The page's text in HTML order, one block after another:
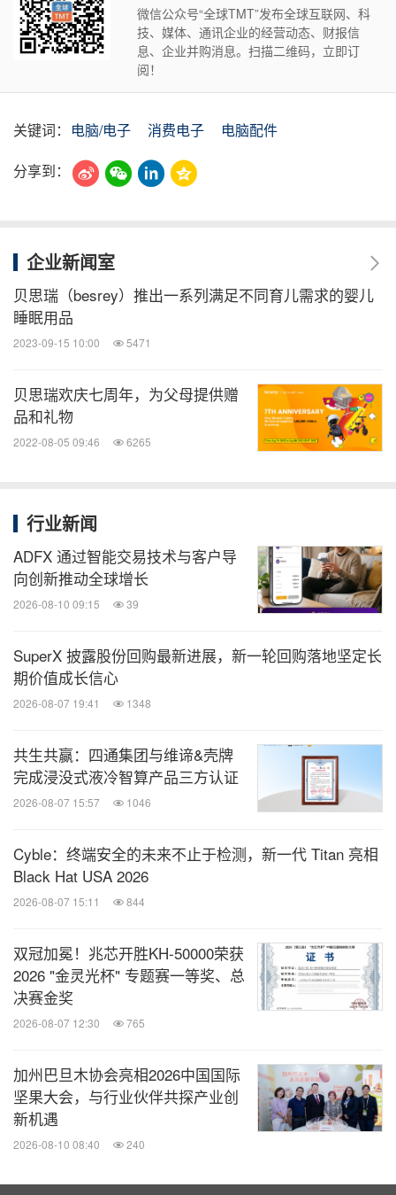
微信公众号“全球TMT”发布全球互联网、科
技、媒体、通讯企业的经营动态、财报信
息、企业并购消息。扫描二维码，立即订
阅！
关键词： 电脑/电子 消费电子
电脑配件
分享到：
企业新闻室
贝思瑞（besrey）推出一系列满足不同育儿需求的婴儿
睡眠用品
2023-09-15 10:00 5471
贝思瑞欢庆七周年，为父母提供赠
品和礼物
2022-08-05 09:46 6265
行业新闻
ADFX 通过智能交易技术与客户导
向创新推动全球增长
2026-08-10 09:15 39
SuperX 披露股份回购最新进展，新一轮回购落地坚定长
期价值成长信心
2026-08-07 19:41 1348
共生共赢：四通集团与维谛&壳牌
完成浸没式液冷智算产品三方认证
2026-08-07 15:57 1046
Cyble：终端安全的未来不止于检测，新一代 Titan 亮相
Black Hat USA 2026
2026-08-07 15:11 844
双冠加冕！兆芯开胜KH‑50000荣获
2026 "金灵光杯" 专题赛一等奖、总
决赛金奖
2026-08-07 12:30 765
加州巴旦木协会亮相2026中国国际
坚果大会，与行业伙伴共探产业创
新机遇
2026-08-10 08:40 240